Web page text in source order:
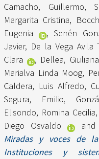
Camacho, Guillermo,
Margarita Cristina,
Eugenia
,Senén
Javier, De la Vega Avila
Clara
, Dellea,
Marialva Linda Moog,
Caldera, Luis Alfredo,
Segura, Emilio,
Elisondo, Romina Cecilia,
Diego Osvaldo
Miradas y voces de
Instituciones y